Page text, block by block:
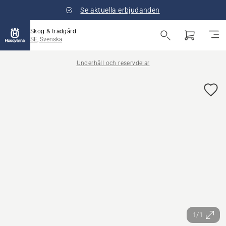
Se aktuella erbjudanden
Skog & trädgård
SE, Svenska
Underhåll och reservdelar
1/1